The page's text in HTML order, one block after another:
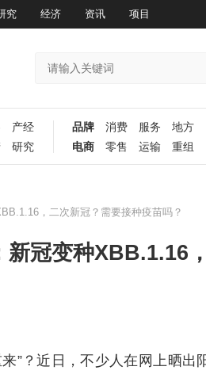
究 经济 资讯 项目
产经
研究
品牌 消费 服务
地方
电商
零售 运输 重组
，二次新冠？需要接种疫苗吗？
冠变种XBB.1.16
”？近日，不少人在网上晒出